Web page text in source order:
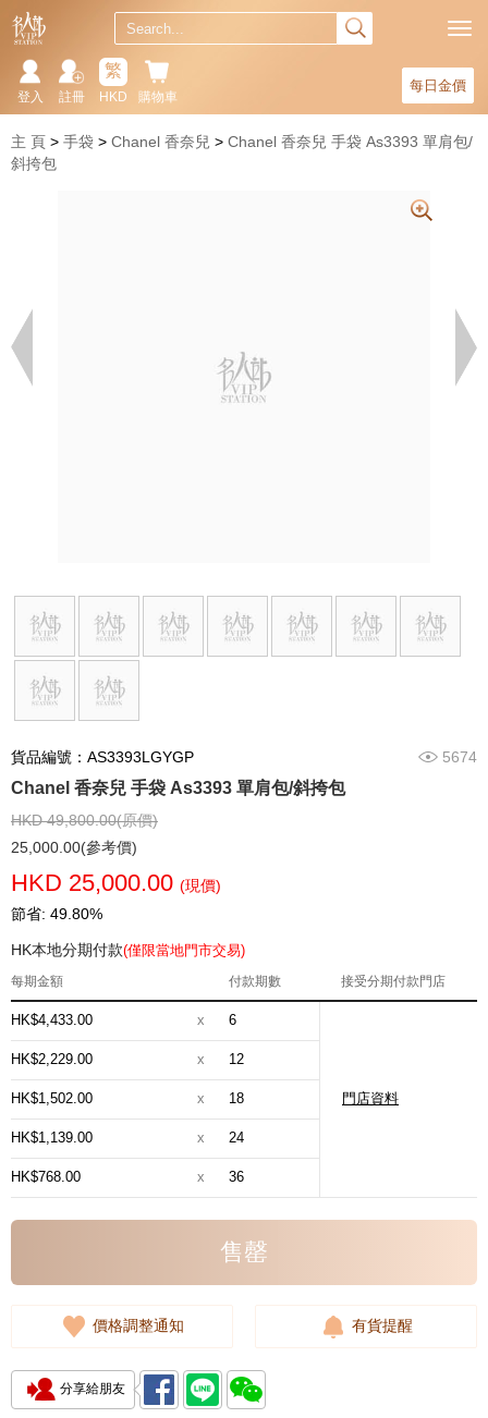
每日金價
購物車
繁
HKD
註冊
登入
主 頁 手袋 Chanel 香奈兒
Chanel 香奈兒 手袋 As3393 單肩包/
斜挎包
貨品編號：AS3393LGYGP 5674
Chanel 香奈兒 手袋 As3393 單肩包/斜挎包
HKD 49,800.00(原價)
25,000.00(參考價)
HKD 25,000.00 (現價)
節省: 49.80%
HK本地分期付款(僅限當地門市交易)
每期金額 付款期數 接受分期付款門店
HK$4,433.00 x 6
門店資料
HK$2,229.00 x 12
HK$1,502.00 x 18
HK$1,139.00 x 24
HK$768.00 x 36
售罄
價格調整通知 有貨提醒
分享給朋友